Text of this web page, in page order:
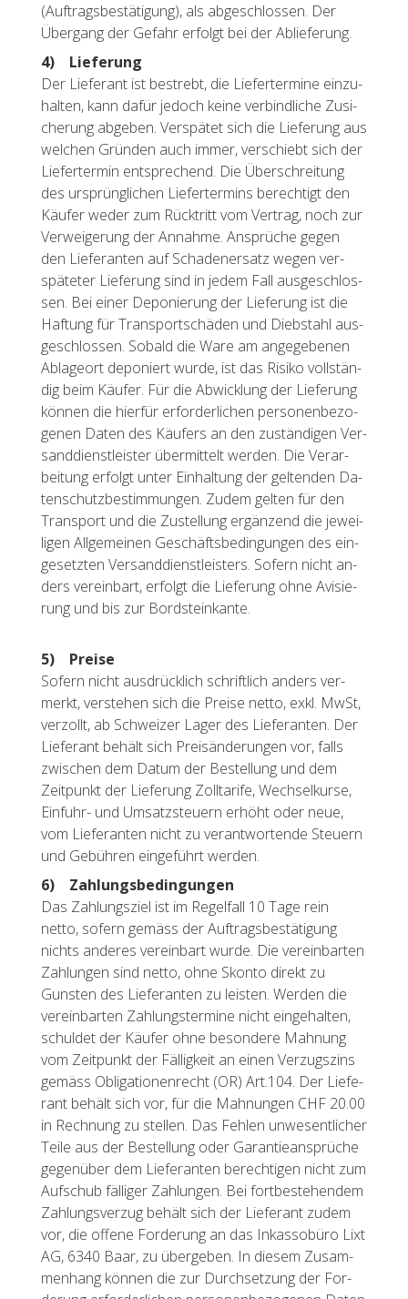
(Auf­trags­be­stä­ti­gung), als ab­ge­schlos­sen. Der
Über­gang der Ge­fahr er­folgt bei der Ab­lie­fe­rung.
4) Lie­fe­rung
Der Lie­fe­rant ist be­strebt, die Lie­fer­ter­mi­ne ein­zu­
hal­ten, kann dafür je­doch keine ver­bind­li­che Zu­si­
che­rung ab­ge­ben. Ver­spä­tet sich die Lie­fe­rung aus
wel­chen Grün­den auch immer, ver­schiebt sich der
Lie­fer­ter­min ent­spre­chend. Die Über­schrei­tung
des ur­sprüng­li­chen Lie­fer­ter­mins be­rech­tigt den
Käu­fer weder zum Rück­tritt vom Ver­trag, noch zur
Ver­wei­ge­rung der An­nah­me. An­sprü­che gegen
den Lie­fe­ran­ten auf Scha­den­er­satz wegen ver­
spä­te­ter Lie­fe­rung sind in jedem Fall aus­ge­schlos­
sen. Bei einer De­po­nie­rung der Lie­fe­rung ist die
Haf­tung für Trans­port­schä­den und Dieb­stahl aus­
ge­schlos­sen. So­bald die Ware am an­ge­ge­be­nen
Ab­la­ge­ort de­po­niert wurde, ist das Ri­si­ko voll­stän­
dig beim Käu­fer. Für die Ab­wick­lung der Lie­fe­rung
kön­nen die hier­für er­for­der­li­chen per­so­nen­be­zo­
ge­nen Daten des Käu­fers an den zu­stän­di­gen Ver­
sand­dienst­leis­ter über­mit­telt wer­den. Die Ver­ar­
bei­tung er­folgt unter Ein­hal­tung der gel­ten­den Da­
ten­schutz­be­stim­mun­gen. Zudem gel­ten für den
Trans­port und die Zu­stel­lung er­gän­zend die je­wei­
li­gen All­ge­mei­nen Ge­schäfts­be­din­gun­gen des ein­
ge­setz­ten Ver­sand­dienst­leis­ters. So­fern nicht an­
ders ver­ein­bart, er­folgt die Lie­fe­rung ohne Avi­sie­
rung und bis zur Bord­stein­kan­te.
5) Prei­se
So­fern nicht aus­drück­lich schrift­lich an­ders ver­
merkt, ver­ste­hen sich die Prei­se netto, exkl. MwSt,
ver­zollt, ab Schwei­zer Lager des Lie­fe­ran­ten. Der
Lie­fe­rant be­hält sich Preis­än­de­run­gen vor, falls
zwi­schen dem Datum der Be­stel­lung und dem
Zeit­punkt der Lie­fe­rung Zoll­ta­ri­fe, Wech­sel­kur­se,
Ein­fuhr- und Um­satz­steu­ern er­höht oder neue,
vom Lie­fe­ran­ten nicht zu ver­ant­wor­ten­de Steu­ern
und Ge­büh­ren ein­ge­führt wer­den.
6) Zah­lungs­be­din­gun­gen
Das Zah­lungs­ziel ist im Re­gel­fall 10 Tage rein
netto, so­fern ge­mäss der Auf­trags­be­stä­ti­gung
nichts an­de­res ver­ein­bart wurde. Die ver­ein­bar­ten
Zah­lun­gen sind netto, ohne Skon­to di­rekt zu
Guns­ten des Lie­fe­ran­ten zu leis­ten. Wer­den die
ver­ein­bar­ten Zah­lungs­ter­mi­ne nicht ein­ge­hal­ten,
schul­det der Käu­fer ohne be­son­de­re Mah­nung
vom Zeit­punkt der Fäl­lig­keit an einen Ver­zugs­zins
ge­mäss Ob­li­ga­tio­nen­recht (OR) Art.104. Der Lie­fe­
rant be­hält sich vor, für die Mah­nun­gen CHF 20.00
in Rech­nung zu stel­len. Das Feh­len un­we­sent­li­cher
Teile aus der Be­stel­lung oder Ga­ran­tie­an­sprü­che
ge­gen­über dem Lie­fe­ran­ten be­rech­ti­gen nicht zum
Auf­schub fäl­li­ger Zah­lun­gen. Bei fort­be­stehen­dem
Zah­lungs­ver­zug be­hält sich der Lie­fe­rant zudem
vor, die of­fe­ne For­de­rung an das In­kas­so­bü­ro Lixt
AG, 6340 Baar, zu über­ge­ben. In die­sem Zu­sam­
men­hang kön­nen die zur Durch­set­zung der For­